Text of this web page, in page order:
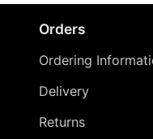
Orders
Ordering
Delivery
Returns